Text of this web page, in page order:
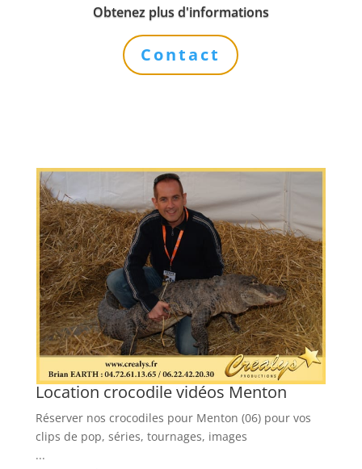
Obtenez plus d'informations
Contact
Location crocodile vidéos Menton
Réserver nos crocodiles pour Menton (06) pour vos
clips de pop, séries, tournages, images
...